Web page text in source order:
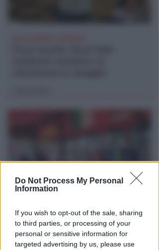
Do Not Process My Personal
Information
If you wish to opt-out of the sale, sharing
to third parties, or processing of your
personal or sensitive information for
targeted advertising by us, please use
Chiusura Red Devil. Legali del
locale: faro di legalità in zona
da "Suburra"